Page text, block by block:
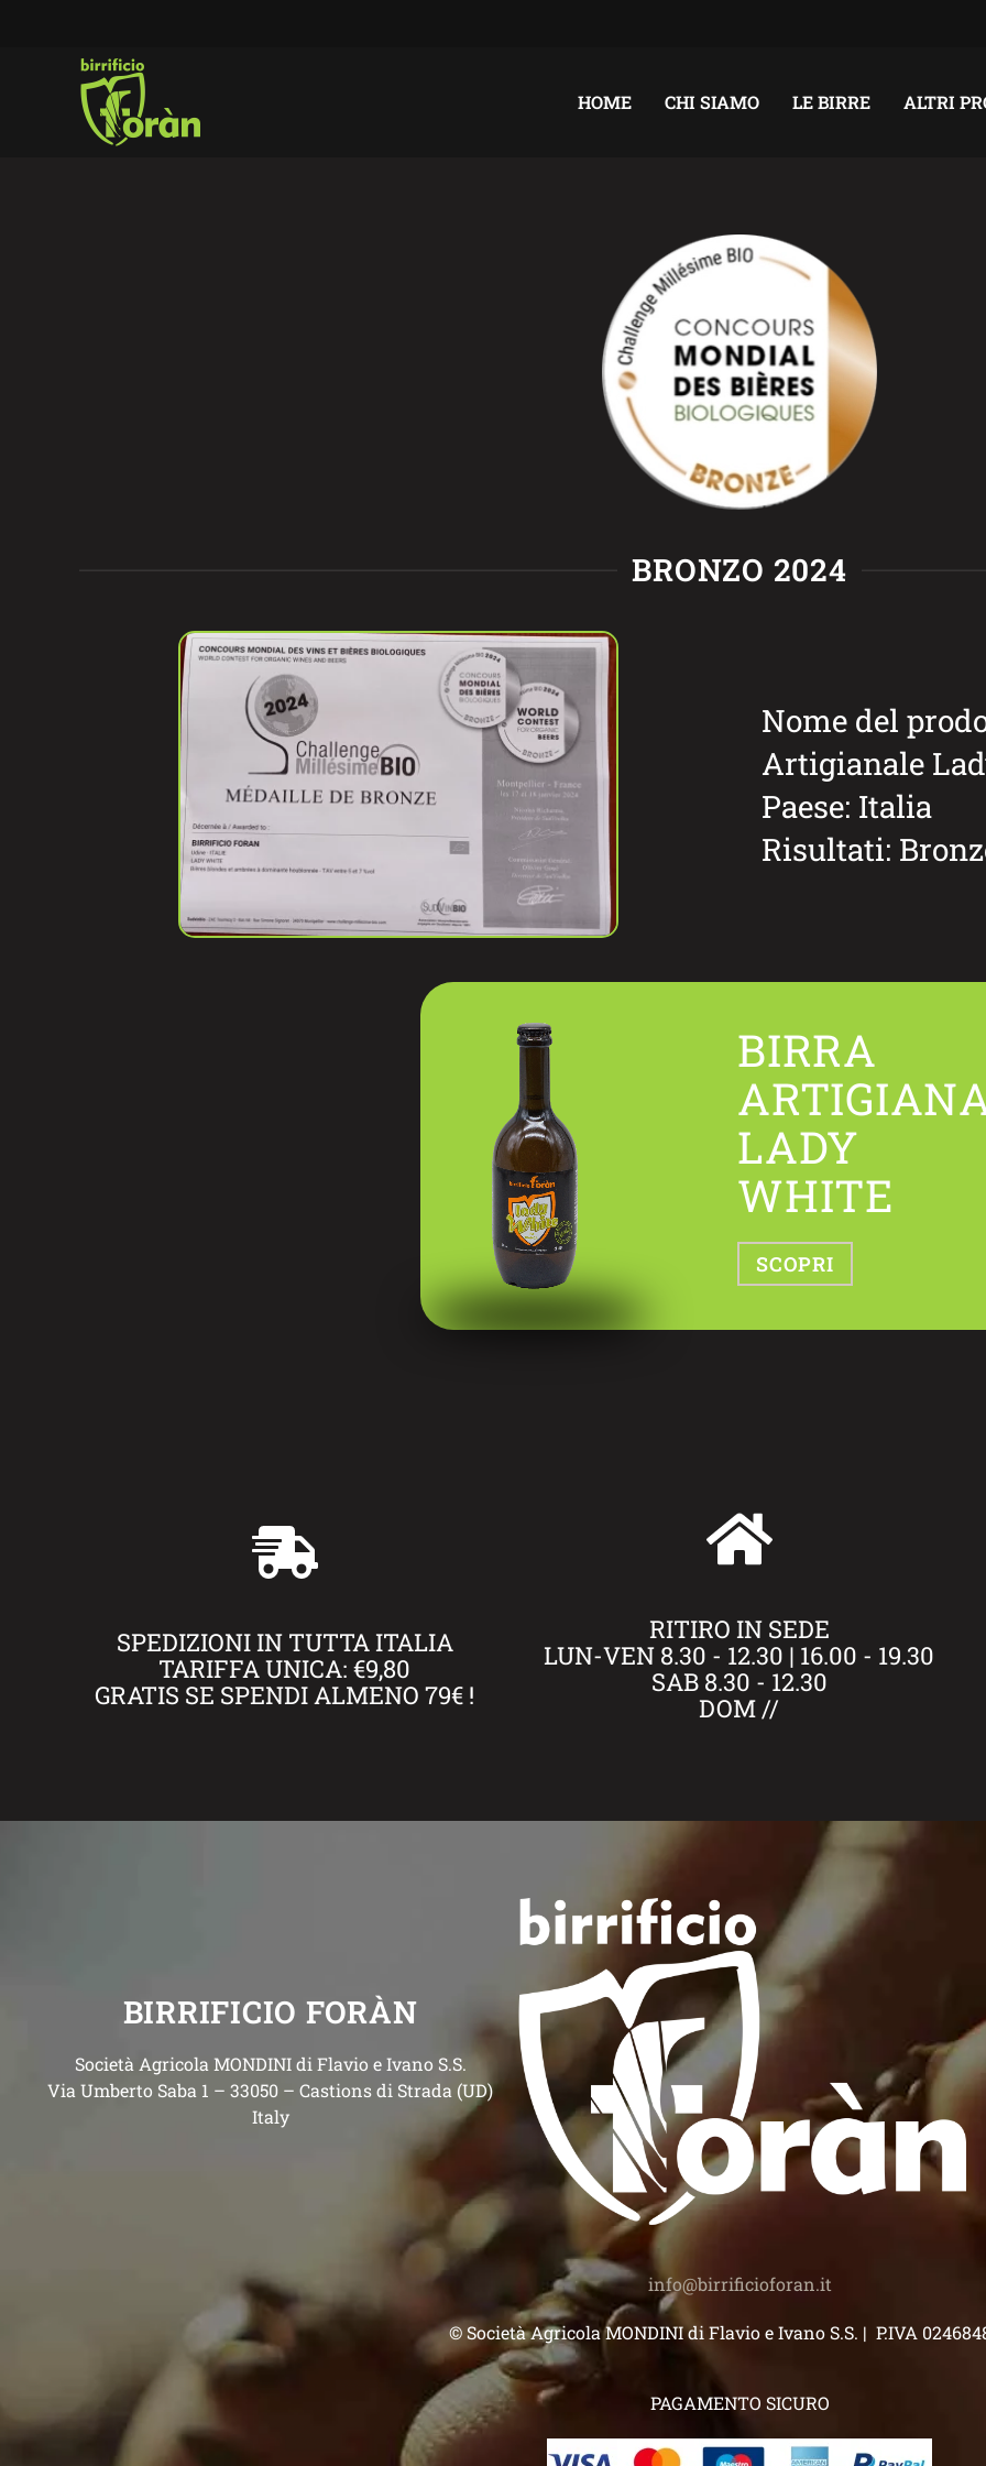
Skip to main content
HOME
CHI SIAMO LE BIRRE ALTRI
BRONZO 2024
Nome del
Artigianale
Paese: Italia
Risultati:
BIRRA
LADY
WHITE
SCOPRI
SPEDIZIONI IN TUTTA ITALIA
TARIFFA UNICA: €9,80
GRATIS SE SPENDI ALMENO 79€ !
RITIRO IN SEDE
LUN-VEN 8.30 - 12.30 | 16.00 - 19.30
SAB 8.30 - 12.30
DOM //
BIRRIFICIO FORÀN
Società Agricola MONDINI di Flavio e Ivano S.S.
Via Umberto Saba 1 – 33050 – Castions di Strada (UD)
Italy
info@birrificioforan.it
© Società Agricola MONDINI di Flavio e Ivano S.S. | P.IVA
PAGAMENTO SICURO